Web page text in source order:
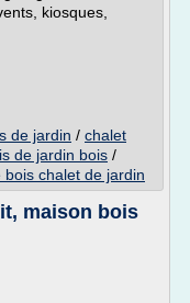
kiosques,
de jardin / chalet
de jardin bois /
bois chalet de jardin
maison bois